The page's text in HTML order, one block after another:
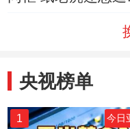
央视榜单
1 今日